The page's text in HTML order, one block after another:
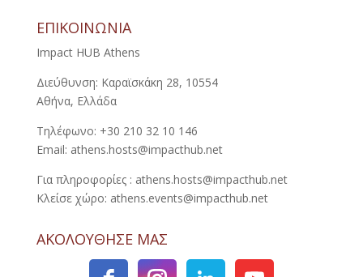
ΕΠΙΚΟΙΝΩΝΙΑ
Impact HUB Athens
Διεύθυνση: Καραϊσκάκη 28, 10554
Αθήνα, Ελλάδα
Τηλέφωνο: +30 210 32 10 146
Email: athens.hosts@impacthub.net
Για πληροφορίες : athens.hosts@impacthub.net
Κλείσε χώρο: athens.events@impacthub.net
ΑΚΟΛΟΥΘΗΣΕ ΜΑΣ